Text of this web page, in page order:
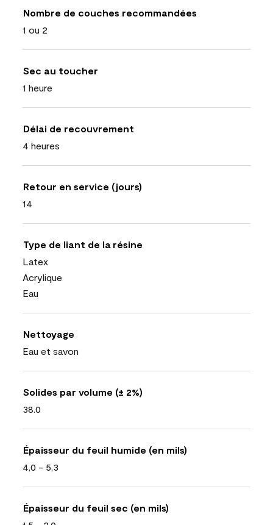
Nombre de couches recommandées
1 ou 2
Sec au toucher
1 heure
Délai de recouvrement
4 heures
Retour en service (jours)
14
Type de liant de la résine
Latex
Acrylique
Eau
Nettoyage
Eau et savon
Solides par volume (± 2%)
38.0
Épaisseur du feuil humide (en mils)
4,0 - 5,3
Épaisseur du feuil sec (en mils)